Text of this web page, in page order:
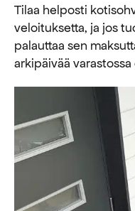
Tilaa helposti
veloituksetta, ja jos
palauttaa sen
arkipäivää